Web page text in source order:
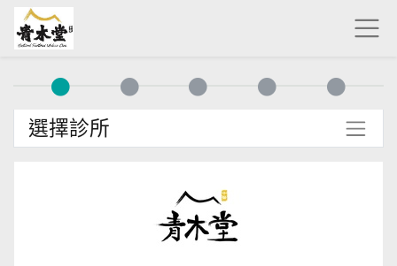
選擇診所